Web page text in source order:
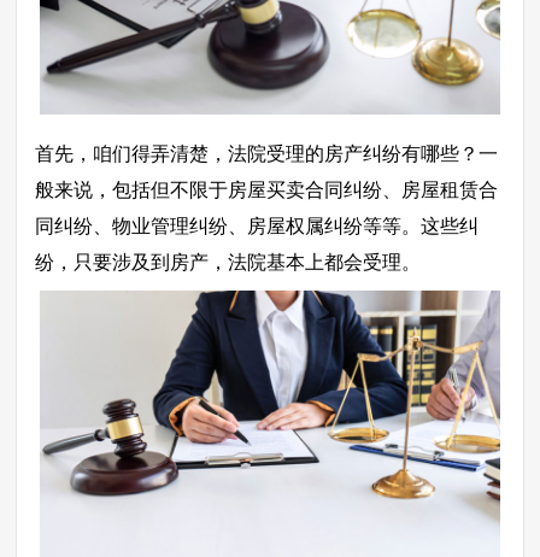
首先，咱们得弄清楚，法院受理的房产纠纷有哪些？一
般来说，包括但不限于房屋买卖合同纠纷、房屋租赁合
同纠纷、物业管理纠纷、房屋权属纠纷等等。这些纠
纷，只要涉及到房产，法院基本上都会受理。